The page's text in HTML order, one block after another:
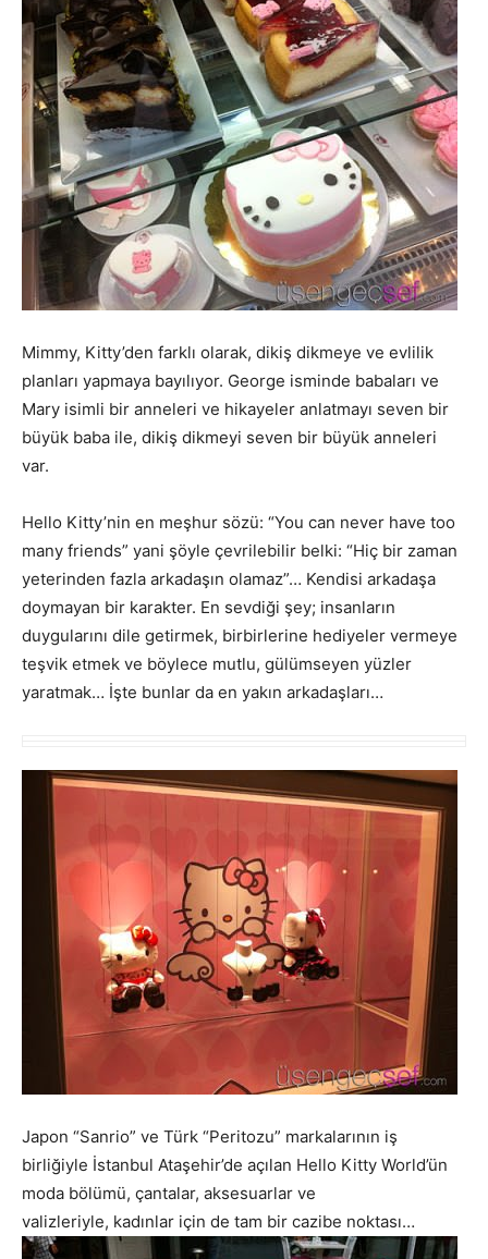
Mimmy, Kitty’den farklı olarak, dikiş dikmeye ve evlilik
planları yapmaya bayılıyor. George isminde babaları ve
Mary isimli bir anneleri ve hikayeler anlatmayı seven bir
büyük baba ile, dikiş dikmeyi seven bir büyük anneleri
var.
Hello Kitty’nin en meşhur sözü: “You can never have too
many friends” yani şöyle çevrilebilir belki: “Hiç bir zaman
yeterinden fazla arkadaşın olamaz”… Kendisi arkadaşa
doymayan bir karakter. En sevdiği şey; insanların
duygularını dile getirmek, birbirlerine hediyeler vermeye
teşvik etmek ve böylece mutlu, gülümseyen yüzler
yaratmak… İşte bunlar da en yakın arkadaşları…
Japon “Sanrio” ve Türk “Peritozu” markalarının iş
birliğiyle İstanbul Ataşehir’de açılan Hello Kitty World’ün
moda bölümü, çantalar, aksesuarlar ve
valizleriyle, kadınlar için de tam bir cazibe noktası…